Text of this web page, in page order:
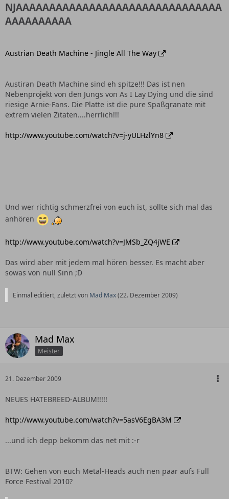
NJAAAAAAAAAAAAAAAAAAAAAAAAAAAAAAA
AAAAAAAAAA
Austrian Death Machine - Jingle All The Way
Austiran Death Machine sind eh spitze!!! Das ist nen
Nebenprojekt von den Jungs von As I Lay Dying und die sind
riesige Arnie-Fans. Die Platte ist die pure Spaßgranate mit
extrem vielen Zitaten....herrlich!!!
http://www.youtube.com/watch?v=j-yULHzlYn8
Und wer richtig schmerzfrei von euch ist, sollte sich mal das
anhören
http://www.youtube.com/watch?v=JMSb_ZQ4jWE
Das wird aber mit jedem mal hören besser. Es macht aber
sowas von null Sinn ;D
Einmal editiert, zuletzt von Mad Max(22. Dezember 2009)
Mad Max
Meister
21. Dezember 2009
NEUES HATEBREED-ALBUM!!!!!
http://www.youtube.com/watch?v=5asV6EgBA3M
...und ich depp bekomm das net mit :-r
BTW: Gehen von euch Metal-Heads auch nen paar aufs Full
Force Festival 2010?